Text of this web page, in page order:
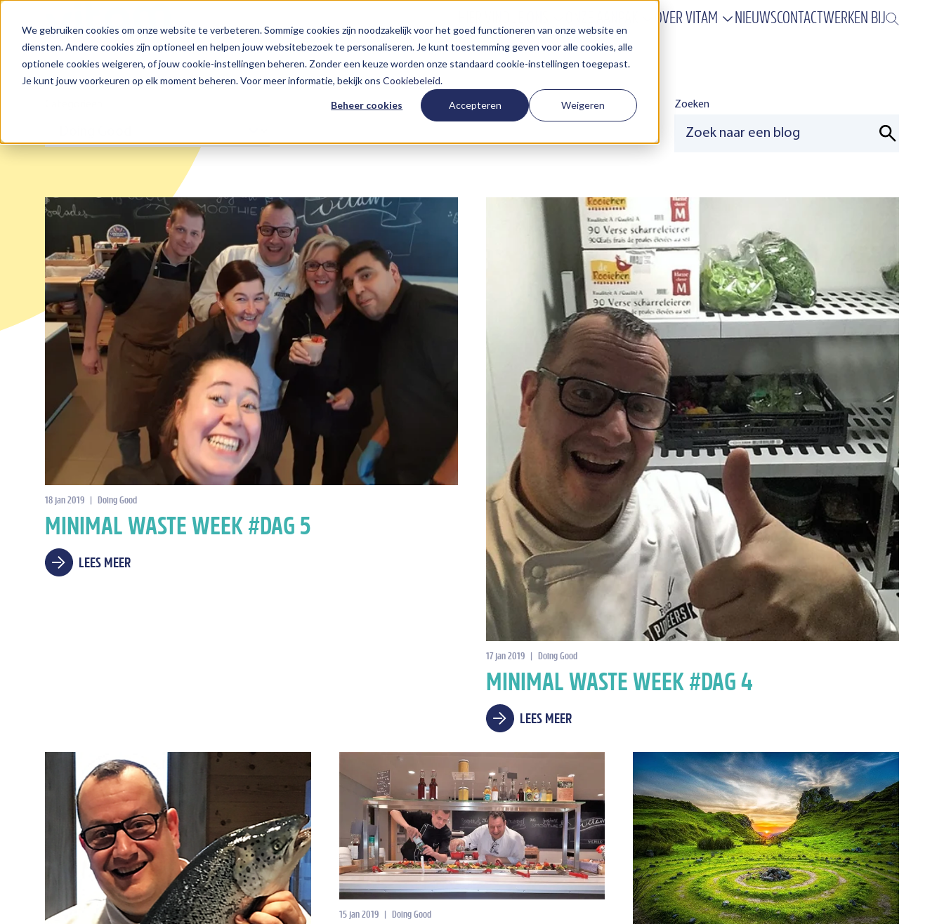
We gebruiken cookies om onze website te verbeteren. Sommige cookies zijn noodzakelijk voor het goed functioneren van onze website en
diensten. Andere cookies zijn optioneel en helpen jouw websitebezoek te personaliseren. Je kunt toestemming geven voor alle cookies, alle
optionele cookies weigeren, of jouw cookie-instellingen beheren. Zonder een keuze worden onze standaard cookie-instellingen toegepast.
Je kunt jouw voorkeuren op elk moment beheren. Voor meer informatie, bekijk ons Cookiebeleid.
Beheer cookies Accepteren Weigeren
OVER VITAM NIEUWSCONTACTWERKEN BIJ
Zoeken
Zoeken
18 jan 2019 | Doing Good
MINIMAL WASTE WEEK #DAG 5
LEES MEER
17 jan 2019 | Doing Good
MINIMAL WASTE WEEK #DAG 4
LEES MEER
15 jan 2019 | Doing Good